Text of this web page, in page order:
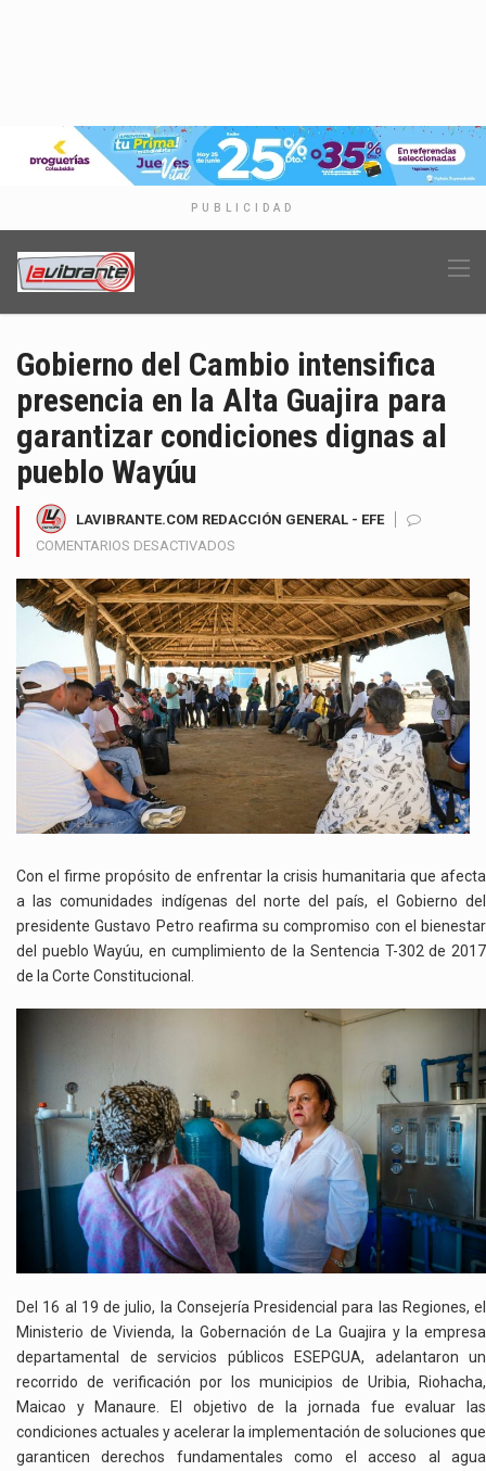
PUBLICIDAD
Gobierno del Cambio intensifica
presencia en la Alta Guajira para
garantizar condiciones dignas al
pueblo Wayúu
LAVIBRANTE.COM REDACCIÓN GENERAL - EFE
COMENTARIOS DESACTIVADOS
DEL
CAMBIO
INTENSIFICA
PRESENCIA
EN
LA
ALTA
GUAJIRA
PARA
GARANTIZAR
CONDICIONES
PUEBLO
WAYÚU
Con el firme propósito de enfrentar la crisis humanitaria que afecta
a las comunidades indígenas del norte del país, el Gobierno del
presidente Gustavo Petro reafirma su compromiso con el bienestar
del pueblo Wayúu, en cumplimiento de la Sentencia T-302 de 2017
de la Corte Constitucional.
Del 16 al 19 de julio, la Consejería Presidencial para las Regiones, el
Ministerio de Vivienda, la Gobernación de La Guajira y la empresa
departamental de servicios públicos ESEPGUA, adelantaron un
recorrido de verificación por los municipios de Uribia, Riohacha,
Maicao y Manaure. El objetivo de la jornada fue evaluar las
condiciones actuales y acelerar la implementación de soluciones que
garanticen derechos fundamentales como el acceso al agua